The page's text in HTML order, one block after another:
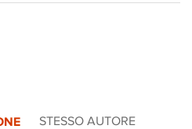
STESSO AUTORE